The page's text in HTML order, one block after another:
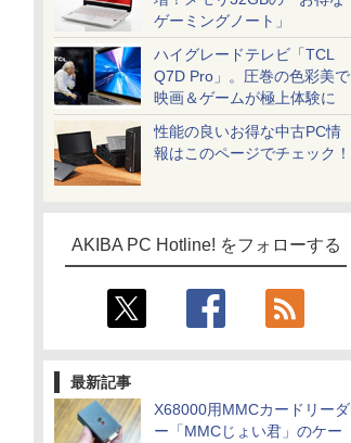
ゲーミングノート」
ハイグレードテレビ「TCL
Q7D Pro」。圧巻の色彩美で
映画＆ゲームが極上体験に
性能の良いお得な中古PC情
報はこのページでチェック！
AKIBA PC Hotline! をフォローする
最新記事
X68000用MMCカードリーダ
ー「MMCじょい君」のケー